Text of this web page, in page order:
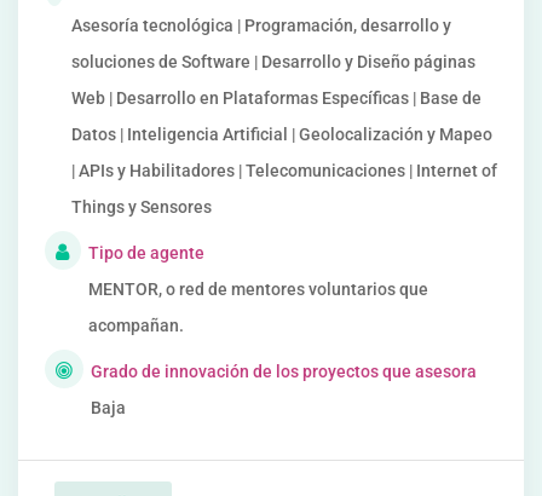
Asesoría tecnológica | Programación, desarrollo y
soluciones de Software | Desarrollo y Diseño páginas
Web | Desarrollo en Plataformas Específicas | Base de
Datos | Inteligencia Artificial | Geolocalización y Mapeo
| APIs y Habilitadores | Telecomunicaciones | Internet of
Things y Sensores
Tipo de agente
MENTOR, o red de mentores voluntarios que
acompañan.
Grado de innovación de los proyectos que asesora
Baja